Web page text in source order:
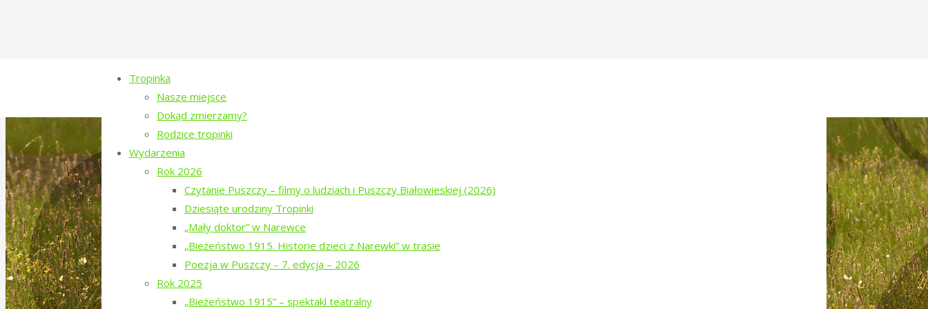
Tropinka
Nasze miejsce
Dokąd zmierzamy?
Rodzice tropinki
Wydarzenia
Rok 2026
Czytanie Puszczy – filmy o ludziach i Puszczy Białowieskiej (2026)
Dziesiąte urodziny Tropinki
„Mały doktor” w Narewce
„Bieżeństwo 1915. Historie dzieci z Narewki” w trasie
Poezja w Puszczy – 7. edycja – 2026
Rok 2025
„Bieżeństwo 1915” – spektakl teatralny